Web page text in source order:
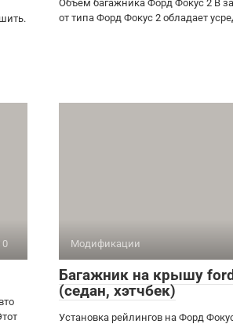
Объем багажника Форд Фокус 2 В
от типа Форд Фокус 2 обладает
0 Модификации
Багажник на крышу
(седан, хэтчбек)
Установка рейлингов на Форд